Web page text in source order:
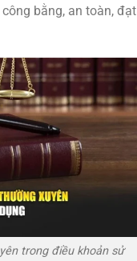
bằng, an toàn, đạt
trong điều khoản sử